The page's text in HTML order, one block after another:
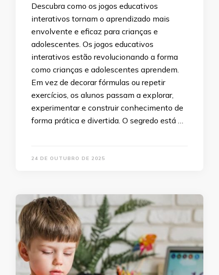
Descubra como os jogos educativos
interativos tornam o aprendizado mais
envolvente e eficaz para crianças e
adolescentes. Os jogos educativos
interativos estão revolucionando a forma
como crianças e adolescentes aprendem.
Em vez de decorar fórmulas ou repetir
exercícios, os alunos passam a explorar,
experimentar e construir conhecimento de
forma prática e divertida. O segredo está …
24 DE OUTUBRO DE 2025